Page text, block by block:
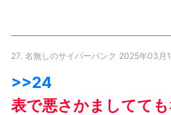
27. 名無しのサイバーパンク 2025年03月
>>24
表で悪さかましてて